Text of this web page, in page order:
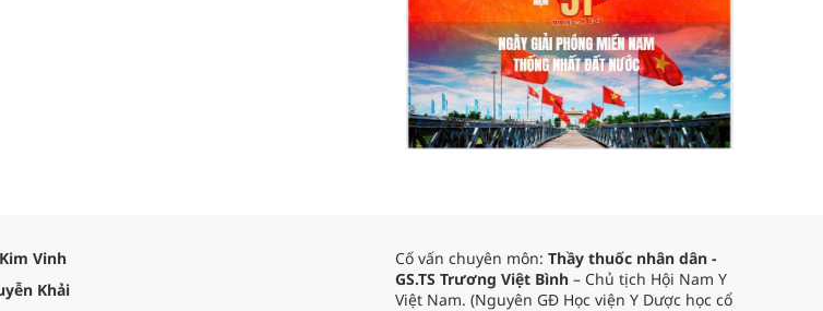
Vinh
Khải
Cố vấn chuyên môn: Thầy thuốc nhân dân -
GS.TS Trương Việt Bình – Chủ tịch Hội Nam Y
Việt Nam. (Nguyên GĐ Học viện Y Dược học cổ